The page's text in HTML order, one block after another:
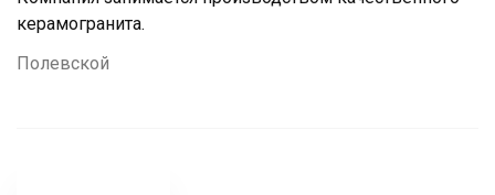
керамогранита.
Полевской